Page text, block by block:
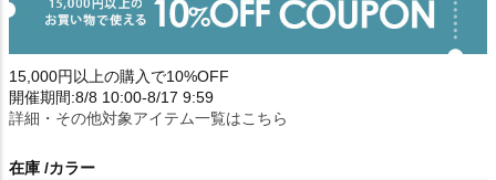
15,000円以上の購入で10%OFF
開催期間:8/8 10:00-8/17 9:59
詳細・その他対象アイテム一覧はこちら
在庫 カラー